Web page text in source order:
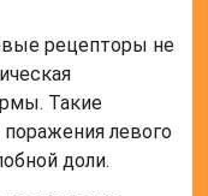
рецепторы не
Такие
левого
доли.